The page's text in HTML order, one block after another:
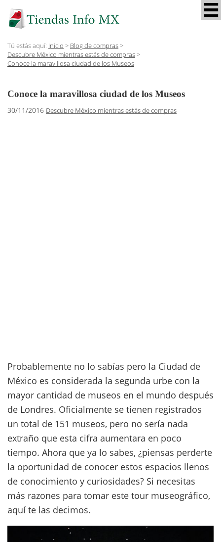
Tú estás aquí: Inicio > Blog de compras>
Descubre México mientras estás de compras>
Conoce la maravillosa ciudad de los Museos
Conoce la maravillosa ciudad de los Museos
30/11/2016 Descubre México mientras estás de compras
Probablemente no lo sabías pero la Ciudad de
México es considerada la segunda urbe con la
mayor cantidad de museos en el mundo después
de Londres. Oficialmente se tienen registrados
un total de 151 museos, pero no sería nada
extraño que esta cifra aumentara en poco
tiempo. Ahora que ya lo sabes, ¿piensas perderte
la oportunidad de conocer estos espacios llenos
de conocimiento y curiosidades? Si necesitas
más razones para tomar este tour museográfico,
aquí te las decimos.